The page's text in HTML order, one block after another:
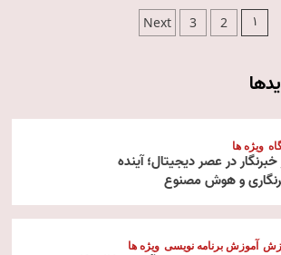
صفحه‌بندی
1
2
3
Next
ویژه ها
خبرنگار در عصر دیجیتال؛ آینده
و هوش مصنوع
آموزش برنامه نویسی ویژه ها